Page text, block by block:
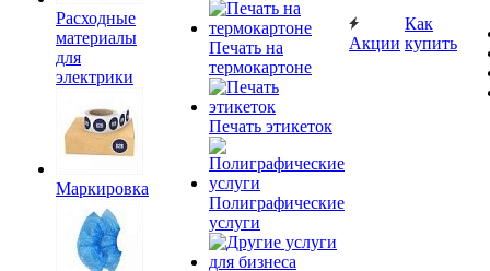
Расходные
материалы
для
электрики
Маркировка
Печать на
термокартоне
Печать этикеток
Полиграфические
услуги
Акции
Как
купить